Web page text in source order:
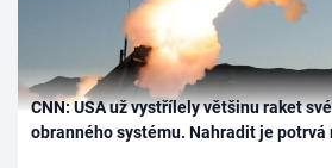
CNN: USA už vystřílely většinu raket
obranného systému. Nahradit je potrvá